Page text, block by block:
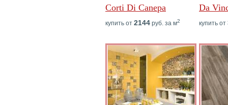
Corti Di Canepa
купить от 2144 руб. за м2
Da
купить от